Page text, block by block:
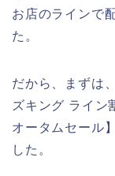
お店のラインで
た。
だから、まずは
ズキング ライン
オータムセール
した。